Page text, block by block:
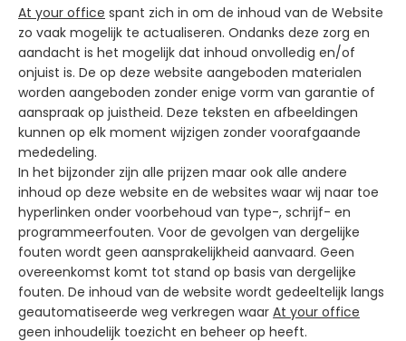
At your office spant zich in om de inhoud van de Website
zo vaak mogelijk te actualiseren. Ondanks deze zorg en
aandacht is het mogelijk dat inhoud onvolledig en/of
onjuist is. De op deze website aangeboden materialen
worden aangeboden zonder enige vorm van garantie of
aanspraak op juistheid. Deze teksten en afbeeldingen
kunnen op elk moment wijzigen zonder voorafgaande
mededeling.
In het bijzonder zijn alle prijzen maar ook alle andere
inhoud op deze website en de websites waar wij naar toe
hyperlinken onder voorbehoud van type-, schrijf- en
programmeerfouten. Voor de gevolgen van dergelijke
fouten wordt geen aansprakelijkheid aanvaard. Geen
overeenkomst komt tot stand op basis van dergelijke
fouten. De inhoud van de website wordt gedeeltelijk langs
geautomatiseerde weg verkregen waar At your office
geen inhoudelijk toezicht en beheer op heeft.